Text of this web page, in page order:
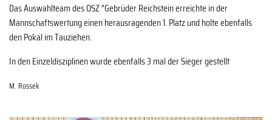
Das Auswahlteam des OSZ "Gebrüder Reichstein erreichte in der
Mannschaftswertung einen herausragenden 1. Platz und holte ebenfalls
den Pokal im Tauziehen.
In den Einzeldisziplinen wurde ebenfalls 3 mal der Sieger gestellt
M. Rossek